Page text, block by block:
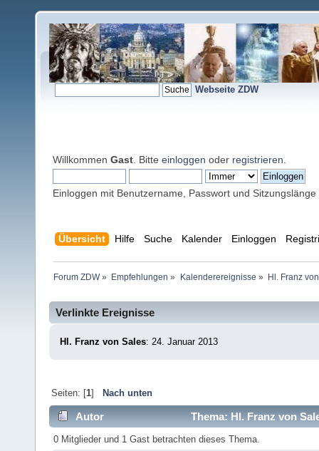
Webseite ZDW
Willkommen Gast . Bitte einloggen oder registrieren
Einloggen mit Benutzername, Passwort und Sitzungslänge
Übersicht Hilfe Suche Kalender Einloggen
Forum ZDW» Empfehlungen » Kalenderereignisse » Hl. Franz
Verlinkte Ereignisse
Hl. Franz von Sales: 24. Januar 2013
Seiten: [1] Nach unten
Autor Thema: Hl. Franz von
0 Mitglieder und 1 Gast betrachten dieses Thema.